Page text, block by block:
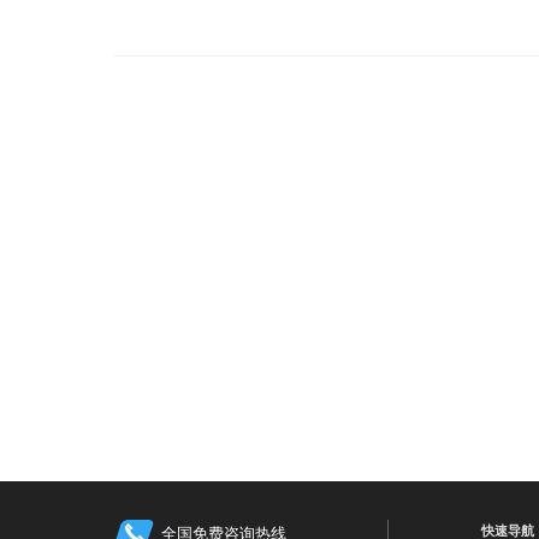
全国免费咨询热线 快速导航